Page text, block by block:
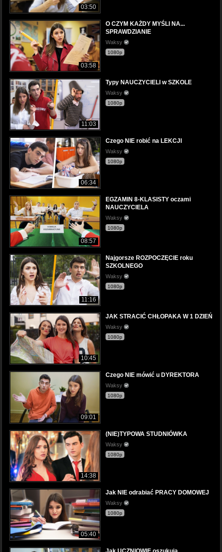
03:50
03:58
O CZYM KAŻDY MYŚLI NA...
SPRAWDZIANIE
Waksy
1080p
11:03
Typy NAUCZYCIELI w SZKOLE
Waksy
1080p
06:34
Czego NIE robić na LEKCJI
Waksy
1080p
08:57
EGZAMIN 8-KLASISTY oczami
NAUCZYCIELA
Waksy
1080p
11:16
Najgorsze ROZPOCZĘCIE roku
SZKOLNEGO
Waksy
1080p
10:45
JAK STRACIĆ CHŁOPAKA W 1 DZIEŃ
Waksy
1080p
09:01
Czego NIE mówić u DYREKTORA
Waksy
1080p
14:38
(NIE)TYPOWA STUDNIÓWKA
Waksy
1080p
05:40
Jak NIE odrabiać PRACY DOMOWEJ
Waksy
1080p